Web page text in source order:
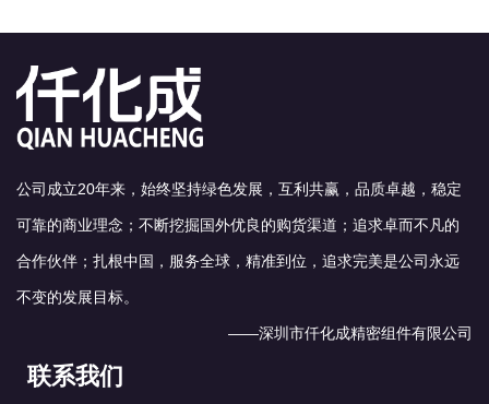
公司成立20年来，始终坚持绿色发展，互利共赢，品质卓越，稳定
可靠的商业理念；不断挖掘国外优良的购货渠道；追求卓而不凡的
合作伙伴；扎根中国，服务全球，精准到位，追求完美是公司永远
不变的发展目标。
——深圳市仟化成精密组件有限公司
联系我们